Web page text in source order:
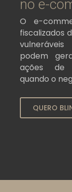
no e-
O e-
fiscalizados
podem
ações de
quando o
QUERO